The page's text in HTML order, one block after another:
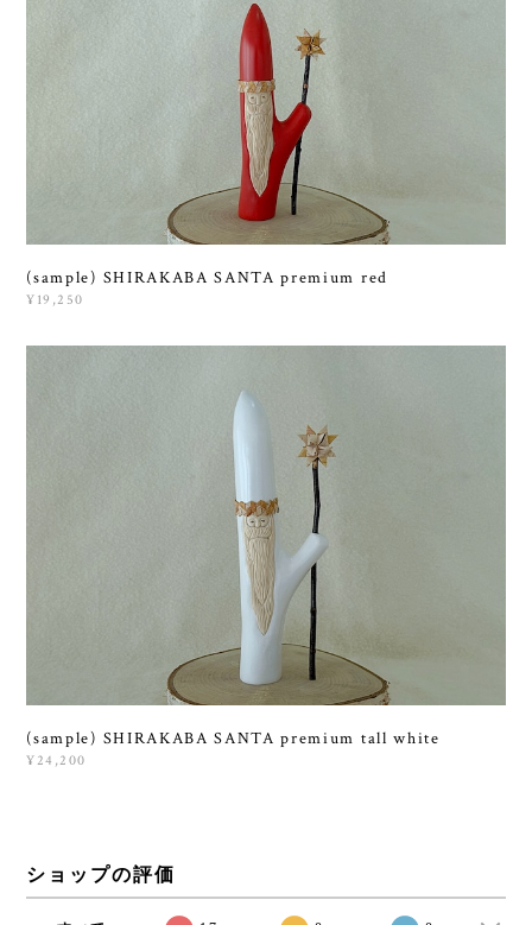
(sample) SHIRAKABA SANTA premium red
¥19,250
(sample) SHIRAKABA SANTA premium tall white
¥24,200
ショップの評価